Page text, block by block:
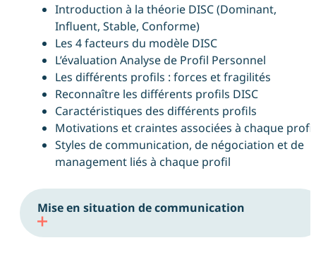
Introduction à la théorie DISC (Dominant,
Influent, Stable, Conforme)
Les 4 facteurs du modèle DISC
L’évaluation Analyse de Profil Personnel
Les différents profils : forces et fragilités
Reconnaître les différents profils DISC
Caractéristiques des différents profils
Motivations et craintes associées à chaque profil
Styles de communication, de négociation et de
management liés à chaque profil
Mise en situation de communication